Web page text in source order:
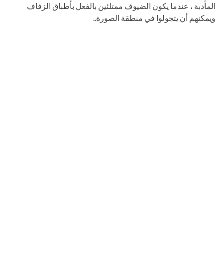
المأدبة ، عندما يكون الضيوف ممتلئين بالفعل بأطباق الزفاف
ويمكنهم أن يتجولوا في منطقة الصورة..